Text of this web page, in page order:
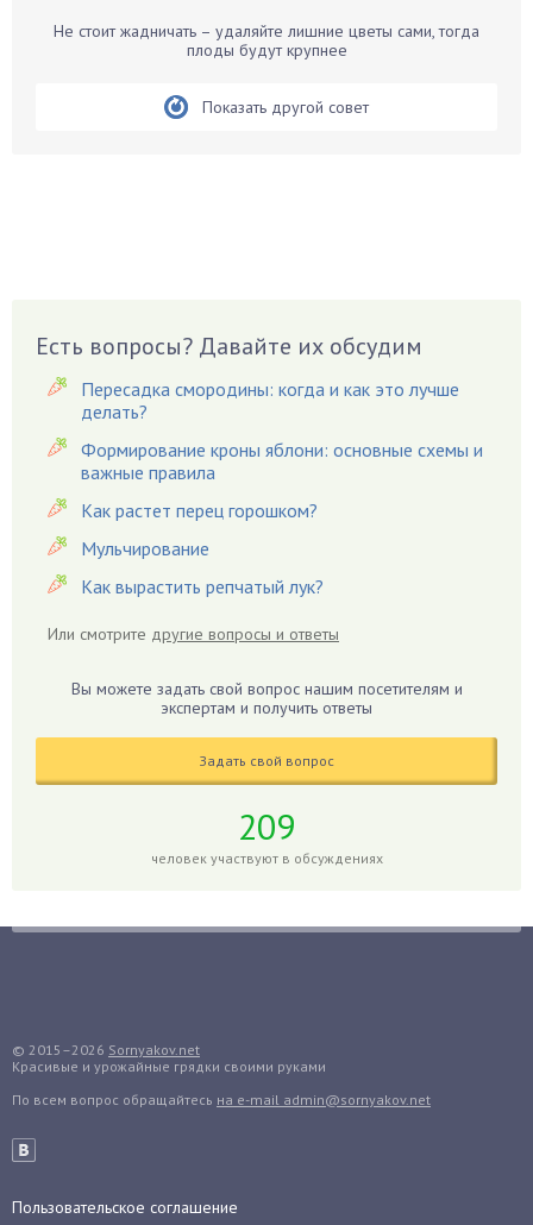
Бирючина
Вишня
Вредители
Гардения
Гацания
Гвоздики
Георгины
Герань
Гиацинт
Гиппеаструм
Годжи
Голубика
Гуава
Гузмания
Дайкон
Дендробиум
Не стоит жадничать – удаляйте лишние цветы сами, тогда
плоды будут крупнее
Показать другой совет
Есть вопросы? Давайте их обсудим
Пересадка смородины: когда и как это лучше
делать?
Формирование кроны яблони: основные схемы и
важные правила
Как растет перец горошком?
Мульчирование
Как вырастить репчатый лук?
Или смотрите другие вопросы и ответы
Вы можете задать свой вопрос нашим посетителям и
экспертам и получить ответы
Задать свой вопрос
209
человек участвуют в обсуждениях
© 2015–2026 Sornyakov.net
Красивые и урожайные грядки своими руками
По всем вопрос обращайтесь на e-mail admin@sornyakov.net
Пользовательское соглашение